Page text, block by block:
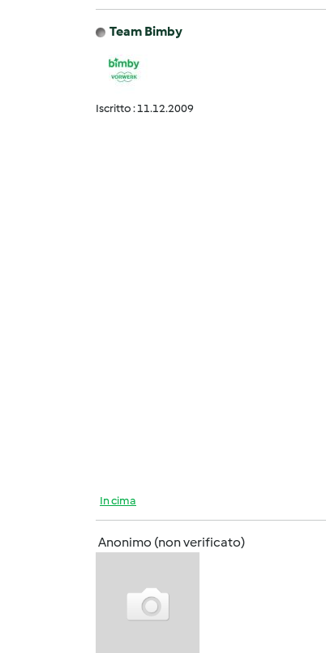
Team Bimby
Iscritto : 11.12.2009
In cima
Anonimo (non verificato)